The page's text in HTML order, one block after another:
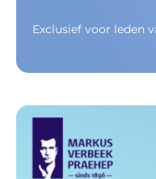
Exclusief voor leden